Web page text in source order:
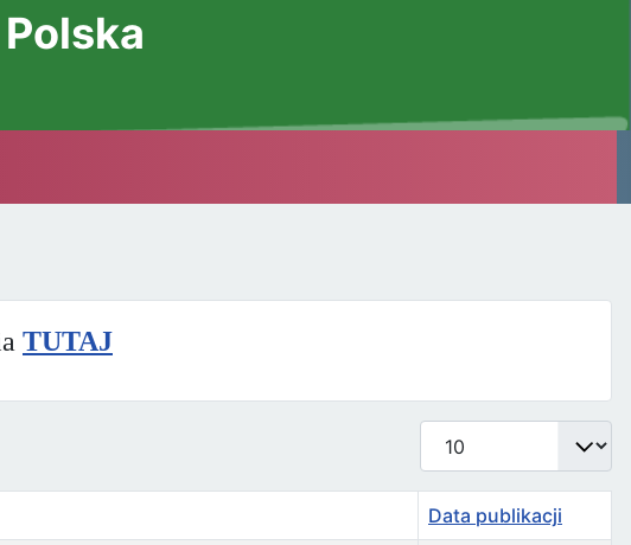
TUTAJ
Pokaż #
Data publikacji